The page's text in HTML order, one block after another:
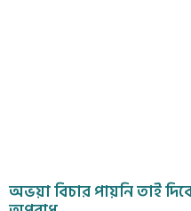
অভয়া বিচার পায়নি তাই